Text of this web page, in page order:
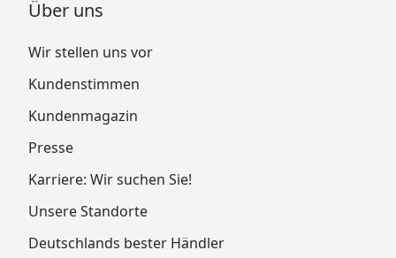
Über uns
Wir stellen uns vor
Kundenstimmen
Kundenmagazin
Presse
Karriere: Wir suchen Sie!
Unsere Standorte
Deutschlands bester Händler